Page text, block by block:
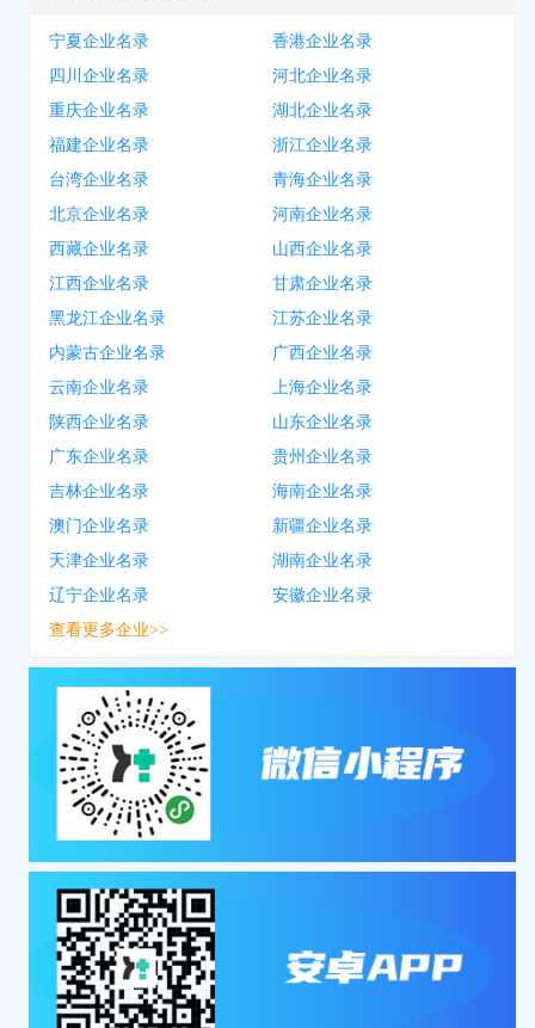
宁夏企业名录
香港企业名录
四川企业名录
河北企业名录
重庆企业名录
湖北企业名录
福建企业名录
浙江企业名录
台湾企业名录
青海企业名录
北京企业名录
河南企业名录
西藏企业名录
山西企业名录
江西企业名录
甘肃企业名录
黑龙江企业名录
江苏企业名录
内蒙古企业名录
广西企业名录
云南企业名录
上海企业名录
陕西企业名录
山东企业名录
广东企业名录
贵州企业名录
吉林企业名录
海南企业名录
澳门企业名录
新疆企业名录
天津企业名录
湖南企业名录
辽宁企业名录
安徽企业名录
查看更多企业>>